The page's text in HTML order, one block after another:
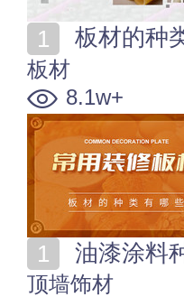
板材的种
板材
8.1w+
油漆涂料
顶墙饰材